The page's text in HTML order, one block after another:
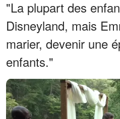
"La plupart des
Disneyland, mais
marier, devenir une
enfants."